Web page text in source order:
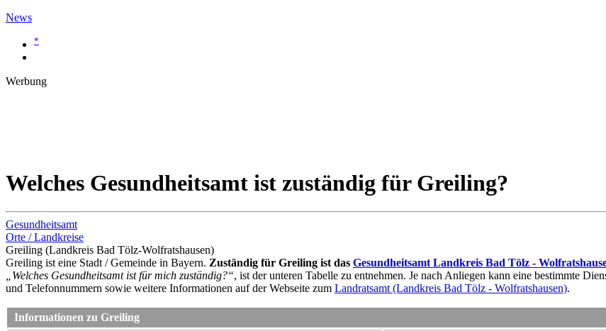
News
*
Werbung
Welches Gesundheitsamt ist zuständig für Greiling?
Gesundheitsamt
Orte / Landkreise
Greiling (Landkreis Bad Tölz-Wolfratshausen)
Greiling ist eine Stadt / Gemeinde in Bayern. Zuständig für Greiling ist das Gesundheitsamt Landkreis Bad Tölz -
„Welches Gesundheitsamt ist für mich zuständig?“, ist der unteren Tabelle zu entnehmen. Je nach Anliegen kann eine bestimmte
und Telefonnummern sowie weitere Informationen auf der Webseite zum Landratsamt (Landkreis Bad Tölz - Wolfratshausen).
Informationen zu Greiling